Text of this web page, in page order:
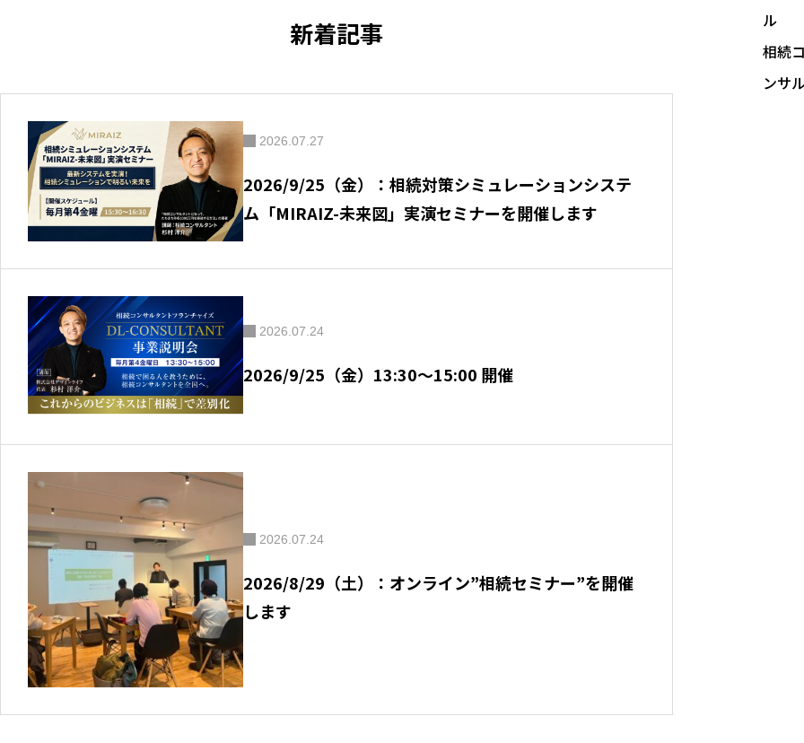
新着記事
2026.07.27
2026/9/25（金）：相続対策シミュレーションシステ
ム「MIRAIZ-未来図」実演セミナーを開催します
2026.07.24
2026/9/25（金）13:30～15:00 開催
2026.07.24
2026/8/29（土）：オンライン”相続セミナー”を開催
します
ル
相続コ
ンサ